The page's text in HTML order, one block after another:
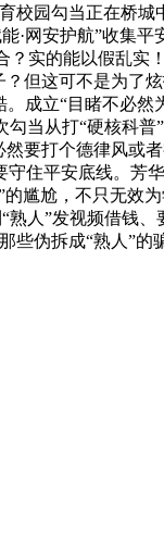
校园勾当正在桥城
·网安护航”收集平
实的能以假乱实
但这可不是为了
成立“目睹不必然
当从打“硬核科
要打个德律风或
住平安底线。芳
尴尬，不只无效
人”发视频借钱、
些伪拆成“熟人”的